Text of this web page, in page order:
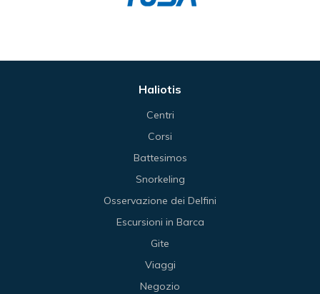
Haliotis
Centri
Corsi
Battesimos
Snorkeling
Osservazione dei Delfini
Escursioni in Barca
Gite
Viaggi
Negozio